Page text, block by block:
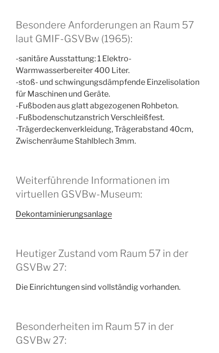
Besondere Anforderungen an Raum 57
laut GMIF-GSVBw (1965):
-sanitäre Ausstattung: 1 Elektro-
Warmwasserbereiter 400 Liter.
-stoß- und schwingungsdämpfende Einzelisolation
für Maschinen und Geräte.
-Fußboden aus glatt abgezogenen Rohbeton.
-Fußbodenschutzanstrich Verschleißfest.
-Trägerdeckenverkleidung, Trägerabstand 40cm,
Zwischenräume Stahlblech 3mm.
Weiterführende Informationen im
virtuellen GSVBw-Museum:
Dekontaminierungsanlage
Heutiger Zustand vom Raum 57 in der
GSVBw 27:
Die Einrichtungen sind vollständig vorhanden.
Besonderheiten im Raum 57 in der
GSVBw 27: